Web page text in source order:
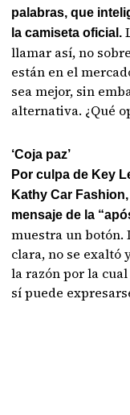
palabras, que
la camiseta oficial.
llamar así, no
están en el
sea mejor, sin
alternativa. ¿Qué
‘Coja paz’
Por culpa de Key
Kathy Car
mensaje de la
muestra un botón.
clara, no se exaltó
la razón por la
sí puede